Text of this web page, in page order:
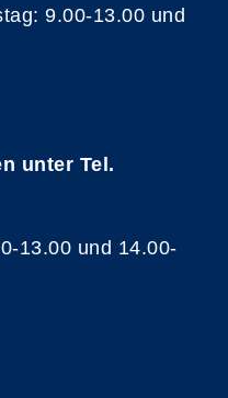
9.00-13.00 und
unter Tel.
13.00 und 14.00-